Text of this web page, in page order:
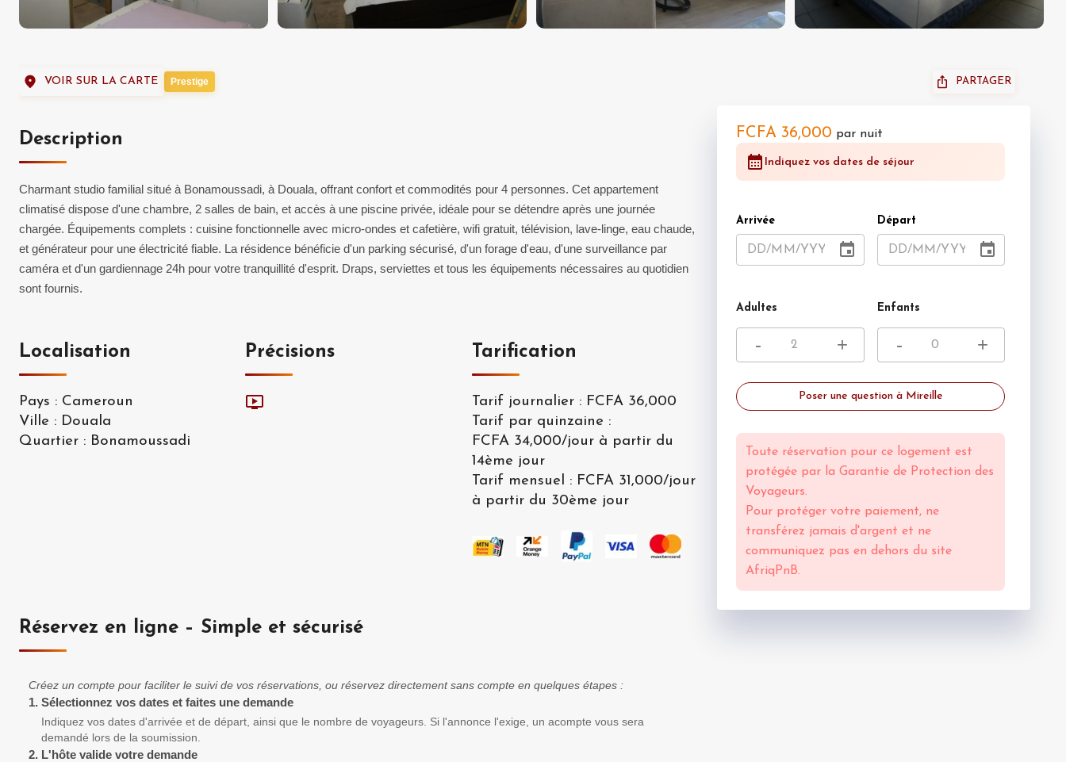
VOIR SUR LA CARTE Prestige PARTAGER
Description
Charmant studio familial situé à Bonamoussadi, à Douala, offrant confort et commodités pour 4 personnes. Cet appartement
climatisé dispose d'une chambre, 2 salles de bain, et accès à une piscine privée, idéale pour se détendre après une journée
chargée. Équipements complets : cuisine fonctionnelle avec micro-ondes et cafetière, wifi gratuit, télévision, lave-linge, eau chaude,
et générateur pour une électricité fiable. La résidence bénéficie d'un parking sécurisé, d'un forage d'eau, d'une surveillance par
caméra et d'un gardiennage 24h pour votre tranquillité d'esprit. Draps, serviettes et tous les équipements nécessaires au quotidien
sont fournis.
Localisation
Pays : Cameroun
Ville : Douala
Quartier : Bonamoussadi
Précisions Tarification
Tarif journalier: FCFA 36,000
Tarif par quinzaine :
FCFA 34,000/jour à partir du
14ème jour
Tarif mensuel : FCFA 31,000/jour
à partir du 30ème jour
Réservez en ligne – Simple et sécurisé
Créez un compte pour faciliter le suivi de vos réservations, ou réservez directement sans compte en quelques étapes :
1. Sélectionnez vos dates et faites une demande
Indiquez vos dates d'arrivée et de départ, ainsi que le nombre de voyageurs. Si l'annonce l'exige, un acompte vous sera
demandé lors de la soumission.
2. L'hôte valide votre demande
FCFA 36,000 par nuit
Indiquez vos dates de séjour
Arrivée
DD/MM/YYYY
Départ
DD/MM/YYYY
Adultes
- +
Enfants
- +
Poser une question à Mireille
Toute réservation pour ce logement est
protégée par la Garantie de Protection des
Voyageurs.
Pour protéger votre paiement, ne
transférez jamais d'argent et ne
communiquez pas en dehors du site
AfriqPnB.